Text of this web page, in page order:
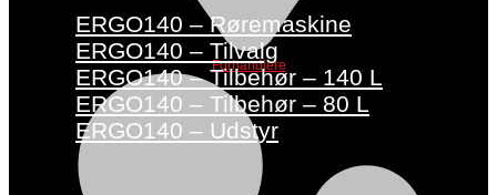
Forhandlere
ERGO140 – Røremaskine
ERGO140 – Tilvalg
ERGO140 – Tilbehør – 140 L
ERGO140 – Tilbehør – 80 L
ERGO140 – Udstyr